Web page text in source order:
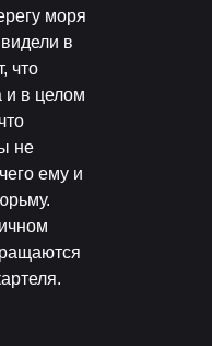
моря
в
что
и в целом
не
ему и